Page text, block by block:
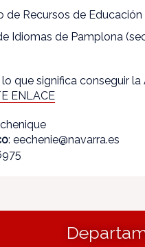
de Recursos de
Idiomas de Pamplona
que significa conseguir
ENLACE
: eechenie@navarra.es